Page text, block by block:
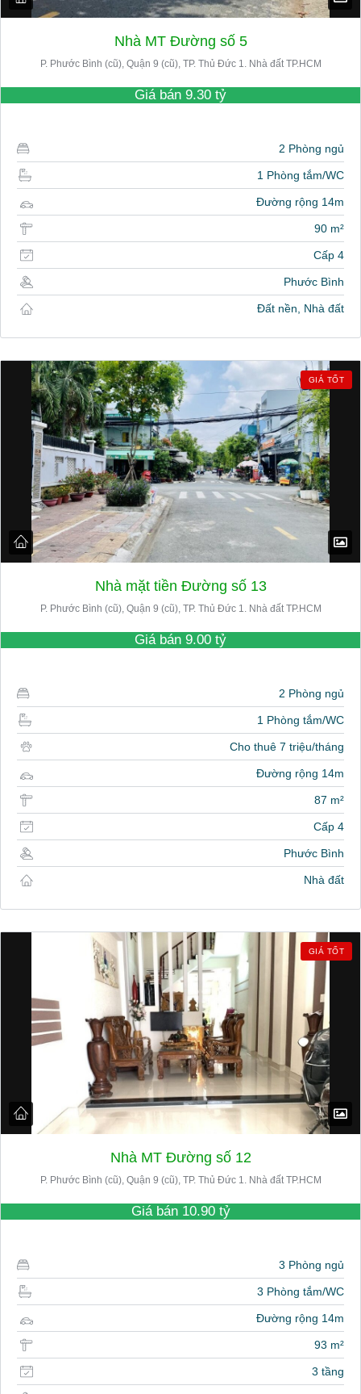
Nhà MT Đường số 5
P. Phước Bình (cũ), Quận 9 (cũ), TP. Thủ Đức 1. Nhà đất TP.HCM
Giá bán 9.30 tỷ
2 Phòng ngủ
1 Phòng tắm/WC
Đường rộng 14m
90 m²
Cấp 4
Phước Bình
Đất nền, Nhà đất
GIÁ TỐT
Nhà mặt tiền Đường số 13
P. Phước Bình (cũ), Quận 9 (cũ), TP. Thủ Đức 1. Nhà đất TP.HCM
Giá bán 9.00 tỷ
2 Phòng ngủ
1 Phòng tắm/WC
Cho thuê 7 triệu/tháng
Đường rộng 14m
87 m²
Cấp 4
Phước Bình
Nhà đất
GIÁ TỐT
Nhà MT Đường số 12
P. Phước Bình (cũ), Quận 9 (cũ), TP. Thủ Đức 1. Nhà đất TP.HCM
Giá bán 10.90 tỷ
3 Phòng ngủ
3 Phòng tắm/WC
Đường rộng 14m
93 m²
3 tầng